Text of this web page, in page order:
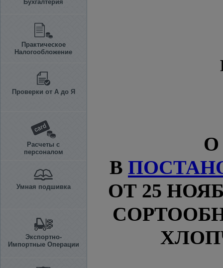
Бухгалтерия
Практическое
Налогообложение
Проверки от А до Я
Расчеты с
персоналом
Умная подшивка
Экспортно-
Импортные Операции
В
ОТ 25